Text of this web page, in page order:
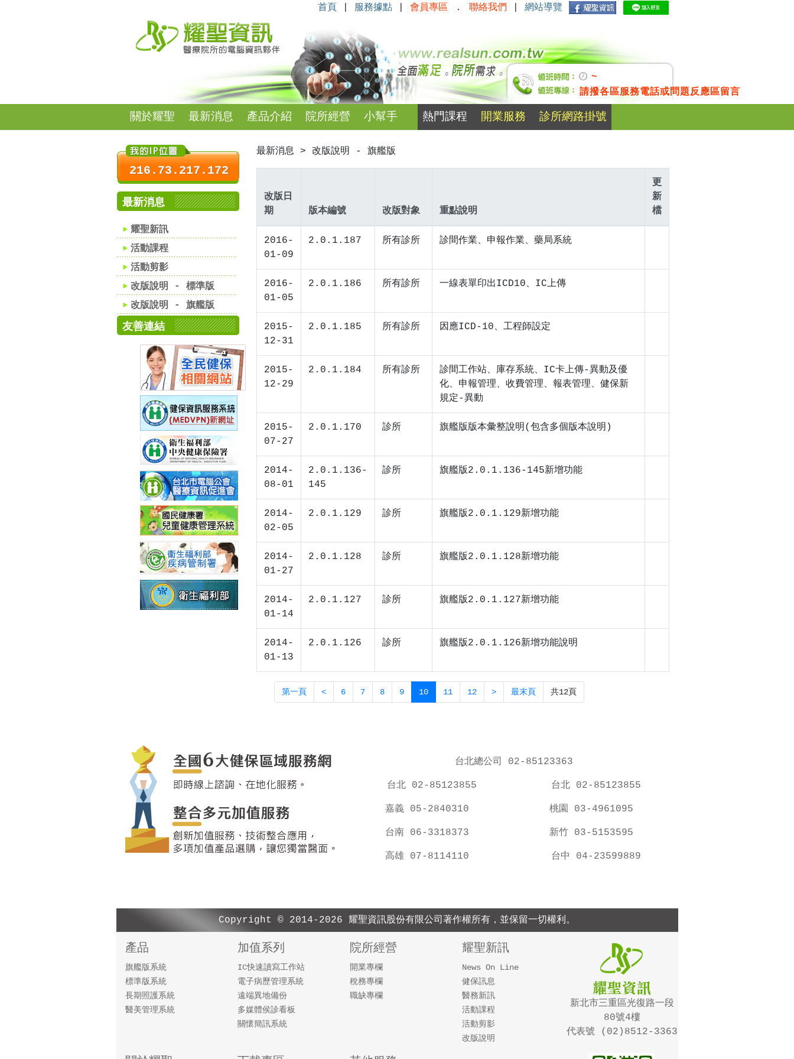
首頁 服務據點 |會員專區 ．聯絡我們 |網站導覽
~
請撥各區服務電話或問題反應區留言
關於耀聖 最新消息 產品介紹 院所經營 小幫手 熱門課程 開業服務 診所網路掛號
216.73.217.172
最新消息
耀聖新訊
活動課程
活動剪影
改版說明 - 標準版
改版說明 - 旗艦版
友善連結
最新消息 > 改版說明 - 旗艦版
改版日
期
版本編號 改版對象 重點說明
更
新
檔
2016-
01-09
2.0.1.187 所有診所 診間作業、申報作業、藥局系統
2016-
01-05
2.0.1.186 所有診所 一線表單印出ICD10、IC上傳
2015-
12-31
2.0.1.185 所有診所 因應ICD-10、工程師設定
2015-
12-29
2.0.1.184 所有診所
診間工作站、庫存系統、IC卡上傳-異動及優
化、申報管理、收費管理、報表管理、健保新
規定-異動
2015-
07-27
2.0.1.170 診所 旗艦版版本彙整說明(包含多個版本說明)
2014-
08-01
2.0.1.136-
145
診所 旗艦版2.0.1.136-145新增功能
2014-
02-05
2.0.1.129 診所 旗艦版2.0.1.129新增功能
2014-
01-27
2.0.1.128 診所 旗艦版2.0.1.128新增功能
2014-
01-14
2.0.1.127 診所 旗艦版2.0.1.127新增功能
2014-
01-13
2.0.1.126 診所 旗艦版2.0.1.126新增功能說明
第一頁 < 6 7 8 9 10 11 12 > 最末頁 共12頁
台北總公司 02-85123363
台北 02-85123855 台北 02-85123855
嘉義 05-2840310 桃園 03-4961095
台南 06-3318373 新竹 03-5153595
高雄 07-8114110 台中 04-23599889
Copyright © 2014-2026 耀聖資訊股份有限公司著作權所有，並保留一切權利。
產品
旗艦版系統
標準版系統
長期照護系統
醫美管理系統
加值系列
IC快速讀寫工作站
電子病歷管理系統
遠端異地備份
多媒體侯診看板
關懷簡訊系統
院所經營
開業專欄
稅務專欄
職缺專欄
耀聖新訊
News On Line
健保訊息
醫務新訊
活動課程
活動剪影
改版說明
新北市三重區光復路一段
80號4樓
代表號 (02)8512-3363